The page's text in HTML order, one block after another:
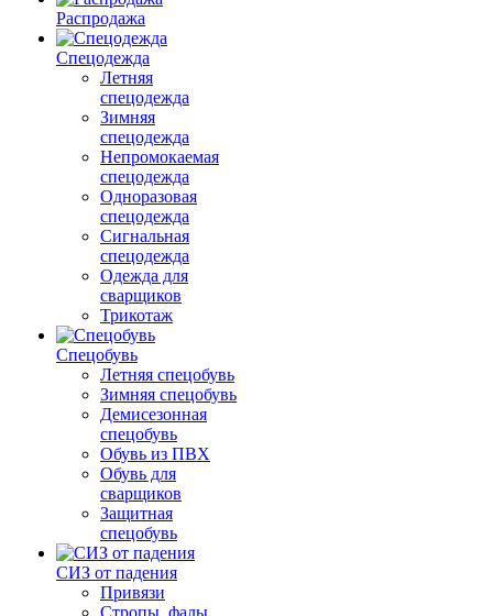
Распродажа
Спецодежда
Летняя
спецодежда
Зимняя
спецодежда
Непромокаемая
спецодежда
Одноразовая
спецодежда
Сигнальная
спецодежда
Одежда для
сварщиков
Трикотаж
Спецобувь
Летняя спецобувь
Зимняя спецобувь
Демисезонная
спецобувь
Обувь из ПВХ
Обувь для
сварщиков
Защитная
спецобувь
СИЗ от падения
Привязи
Стропы, фалы,